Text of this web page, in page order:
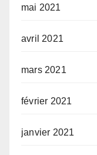
mai 2021
avril 2021
mars 2021
février 2021
janvier 2021